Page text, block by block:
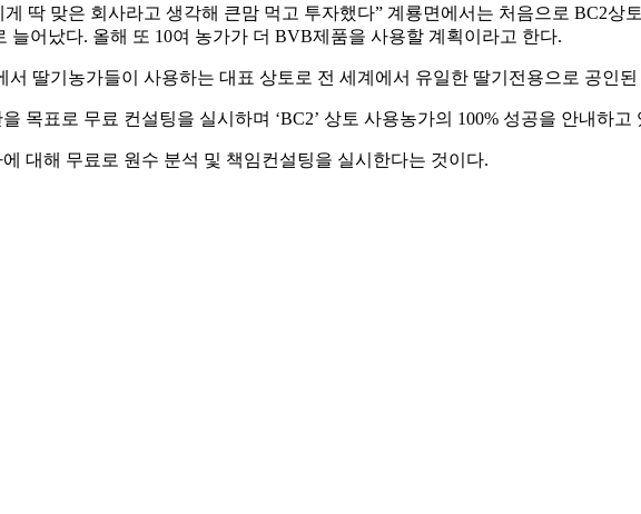
딱 맞은 회사라고 생각해 큰맘 먹고 투자했다” 계룡면에서는 처음으로 BC2상
늘어났다. 올해 또 10여 농가가 더 BVB제품을 사용할 계획이라고 한다.
서 딸기농가들이 사용하는 대표 상토로 전 세계에서 유일한 딸기전용으로 공인
목표로 무료 컨설팅을 실시하며 ‘BC2’ 상토 사용농가의 100% 성공을 안내하고
대해 무료로 원수 분석 및 책임컨설팅을 실시한다는 것이다.